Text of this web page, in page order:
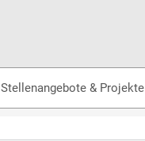
Stellenangebote & Projekte